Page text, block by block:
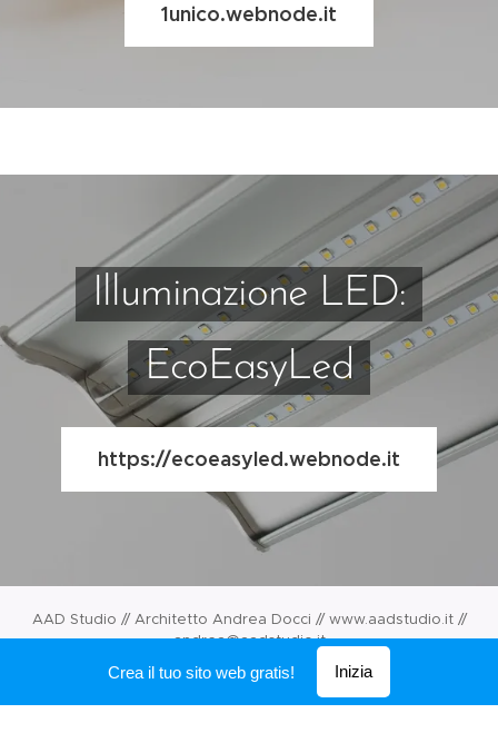
1unico.webnode.it
Illuminazione LED:
EcoEasyLed
https://ecoeasyled.webnode.it
AAD Studio // Architetto Andrea Docci // www.aadstudio.it //
andrea@aadstudio.it
Creato conWebnode
Crea il tuo sito web gratis! Inizia